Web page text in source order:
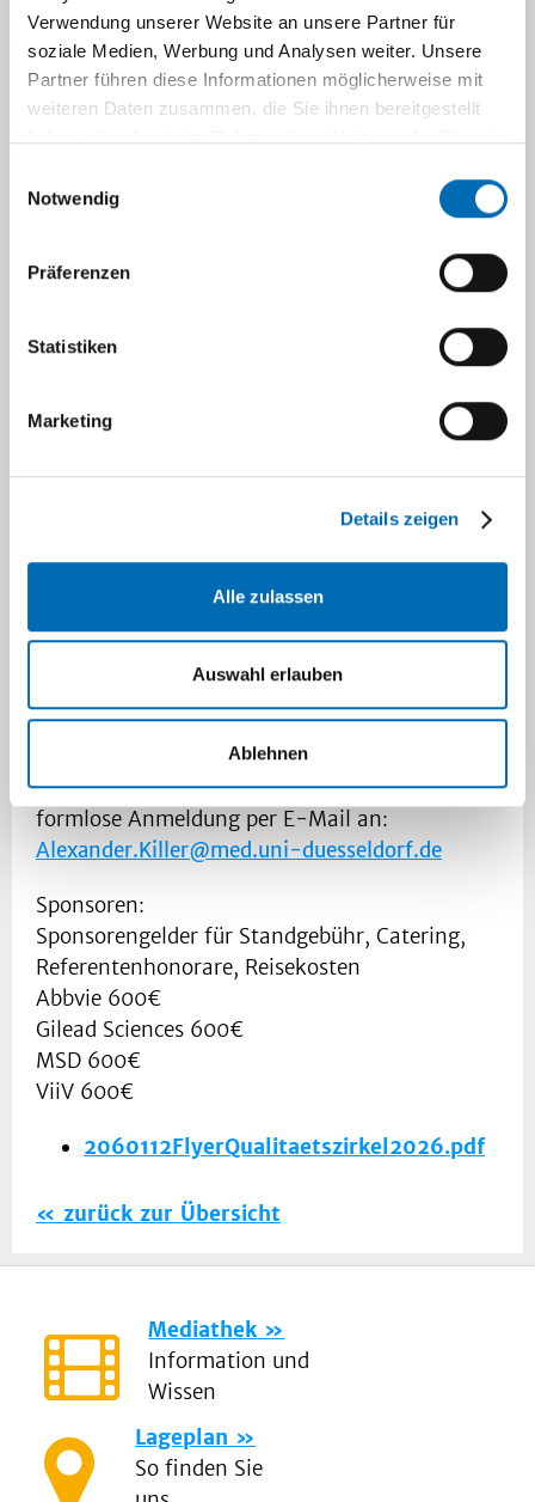
Verwendung unserer Website an unsere Partner für
soziale Medien, Werbung und Analysen weiter. Unsere
Partner führen diese Informationen möglicherweise mit
weiteren Daten zusammen, die Sie ihnen bereitgestellt
Notwendig
Präferenzen
Statistiken
Marketing
Details zeigen
Alle zulassen
Auswahl erlauben
Ablehnen
Moderation: Dr. Anette Strehlow, Fachärztin
für Allgemeinmedizin, Infektiologin (DGI),
Düsseldorf; Prof. Dr. Stefan Reuter, Praxis am
Organisation:
ONLINE Teilnahme:
Die Teilnahme ist für Sie kostenfrei. CME
Zur besseren Planung bitten wir um eine
formlose Anmeldung per E-Mail an:
Alexander.Killer@med.uni-duesseldorf.de
Sponsoren:
Sponsorengelder für Standgebühr, Catering,
Referentenhonorare, Reisekosten
Abbvie 600€
Gilead Sciences 600€
MSD 600€
ViiV 600€
2060112FlyerQualitaetszirkel2026.pdf
zurück zur Übersicht
Mediathek
Information und
Wissen
Lageplan
So finden Sie